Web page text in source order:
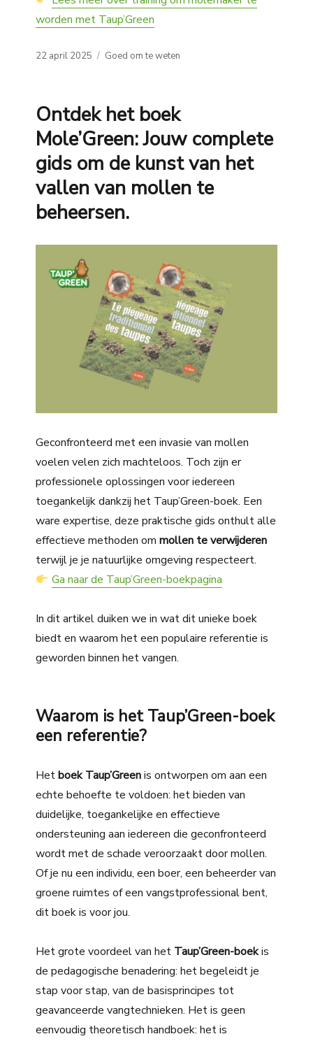
worden met Taup’Green
Posted
22 april 2025 Categories
Goed om te weten
Ontdek het boek
Mole’Green: Jouw complete
gids om de kunst van het
vallen van mollen te
beheersen.
Geconfronteerd met een invasie van mollen
voelen velen zich machteloos. Toch zijn er
professionele oplossingen voor iedereen
toegankelijk dankzij het Taup’Green-boek. Een
ware expertise, deze praktische gids onthult alle
effectieve methoden ommollen te verwijderen
terwijl je je natuurlijke omgeving respecteert.
Ga naar de Taup’Green-boekpagina
In dit artikel duiken we in wat dit unieke boek
biedt en waarom het een populaire referentie is
geworden binnen het vangen.
Waarom is het Taup’Green-boek
een referentie?
Hetboek Taup’Greenis ontworpen om aan een
echte behoefte te voldoen: het bieden van
duidelijke, toegankelijke en effectieve
ondersteuning aan iedereen die geconfronteerd
wordt met de schade veroorzaakt door mollen.
Of je nu een individu, een boer, een beheerder van
groene ruimtes of een vangstprofessional bent,
dit boek is voor jou.
Het grote voordeel van het Taup’Green-boekis
de pedagogische benadering: het begeleidt je
stap voor stap, van de basisprincipes tot
geavanceerde vangtechnieken. Het is geen
eenvoudig theoretisch handboek: het is